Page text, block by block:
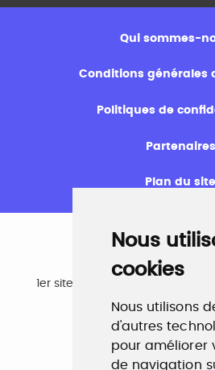
Nous
cookies
Nous utilisons
d'autres
pour améliorer
de navigation
Qui sommes-
Conditions générales
Politiques de
Partenaires
Plan du site
Emploi
1er site emploi du secteur
Formation